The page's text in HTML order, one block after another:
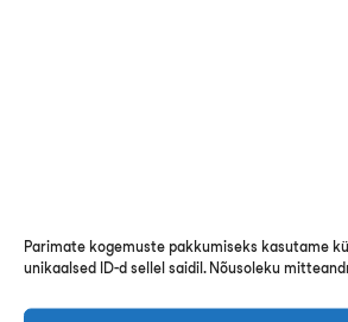
Parimate kogemuste pakkumiseks kasutame
unikaalsed ID-d sellel saidil. Nõusoleku